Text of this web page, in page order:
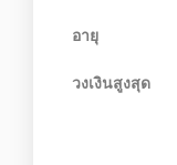
อายุ
วงเงินสูงสุด